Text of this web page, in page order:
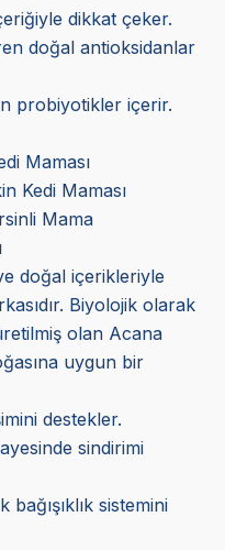
dikkat çeker.
doğal antioksidanlar
probiyotikler içerir.
Maması
Kedi Maması
Mama
doğal içerikleriyle
Biyolojik olarak
olan Acana
uygun bir
destekler.
sindirimi
sistemini